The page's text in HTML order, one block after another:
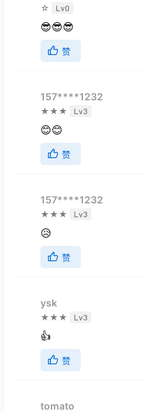
☆ Lv0
😎😎😎
赞
157****1232
★★★ Lv3
😊😊
赞
157****1232
★★★ Lv3
😥
赞
ysk
★★★ Lv3
👍
赞
tomato